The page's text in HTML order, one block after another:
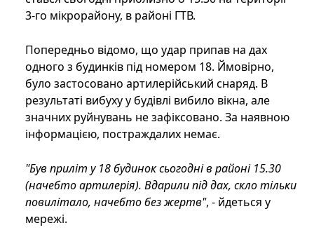
3-го мікрорайону, в районі ГТВ.
Попередньо відомо, що удар припав на дах
одного з будинків під номером 18. Ймовірно,
було застосовано артилерійський снаряд. В
результаті вибуху у будівлі вибило вікна, але
значних руйнувань не зафіксовано. За наявною
інформацією, постраждалих немає.
"Був приліт у 18 будинок сьогодні в районі 15.30
(начебто артилерія). Вдарили під дах, скло тільки
повилітало, начебто без жертв", - йдеться у
мережі.